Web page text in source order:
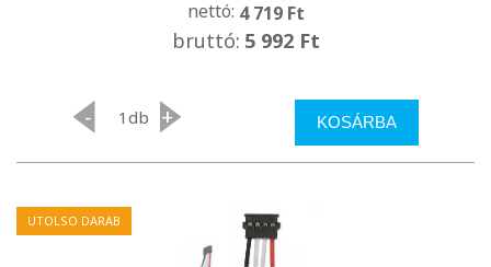
nettó: 4 719 Ft
bruttó: 5 992 Ft
- db + KOSÁRBA
UTOLSO DARAB